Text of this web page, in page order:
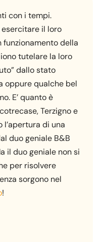
con i tempi.
il loro
della
tutelare la loro
dallo stato
oppure qualche bel
E’ quanto è
Terzigno e
l’apertura di una
duo geniale B&B
il duo geniale non si
per risolvere
sorgono nel
!